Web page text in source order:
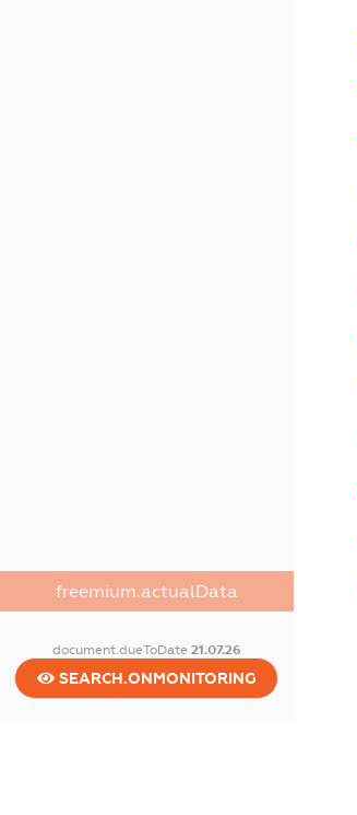
freemium.actualData
document.dueToDate 21.07.26
SEARCH.ONMONITORING